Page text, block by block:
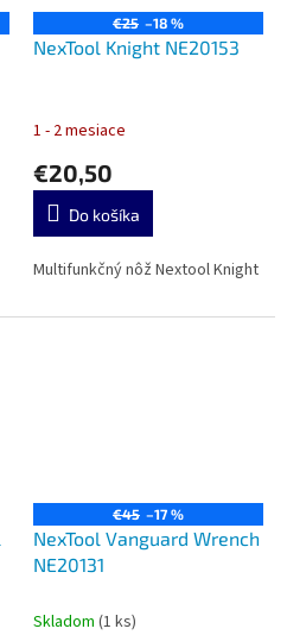
€25 –18 %
NexTool Knight NE20153
1 - 2 mesiace
€20,50
Do košíka
Multifunkčný nôž Nextool Knight
€45 –17 %
NexTool Vanguard Wrench
NE20131
Skladom (1 ks)